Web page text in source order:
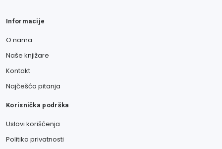
Informacije
O nama
Naše knjižare
Kontakt
Najčešća pitanja
Korisnička podrška
Uslovi korišćenja
Politika privatnosti